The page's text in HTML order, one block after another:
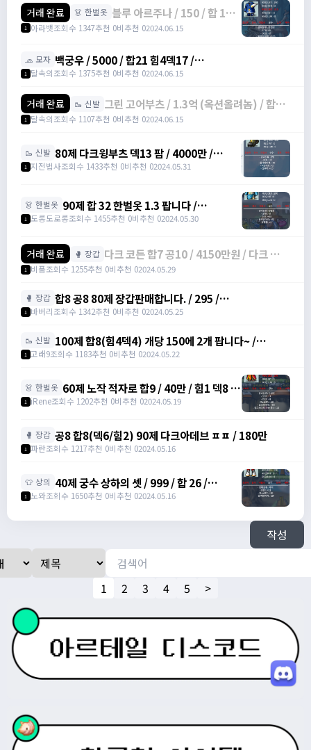
거래 완료 👗 한벌옷 블루 아르주나 / 150 / 합 12,
덱 7, 힘 5 / 오픈카톡
1 아라뱃조회수 1347추천 0비추천 02024.06.15
🧢 모자 백궁우 / 5000 / 합21 힘4덱17 /
https://open.kakao.com/o/sUYHuOGf
1 달속의조회수 1375추천 0비추천 02024.06.15
거래 완료 🥾 신발 그린 고어부츠 / 1.3억 (옥션올려놈) / 합17
(힘3덱14) 점프력15 3작 /
1 달속의조회수 1107추천 0비추천 02024.06.15
🥾 신발 80제 다크윙부츠 덱13 팜 / 4000만 /
https://open.kakao.com/o/stXXW99f
1 지전법사조회수 1433추천 0비추천 02024.05.31
👗 한벌옷 90제 합 32 한벌옷 1.3 팝니다 /
130,000,000 / 90제 합 32 한벌옷 /
https://open.kakao.com/o/s5skYEag
1 도롱도로롱조회수 1455추천 0비추천 02024.05.30
거래 완료 🥊 장갑 다크 코든 합7 공10 / 4150만원 / 다크 코든
다크코든 /
1 비품조회수 1255추천 0비추천 02024.05.29
🥊 장갑 합8 공8 80제 장갑판매합니다. / 295 /
https://open.kakao.com/o/gaBgfYeg /
1 바버리조회수 1342추천 0비추천 02024.05.25
🥾 신발 100제 합8(힘4덱4) 개당 150에 2개 팝니다~ /
1500000 /
1 고래9조회수 1183추천 0비추천 02024.05.22
👗 한벌옷 60제 노작 적자로 합9 / 40만 / 힘1 덱8 /
https://open.kakao.com/o/sIu3Itmg
1 iRene조회수 1202추천 0비추천 02024.05.19
🥊 장갑 공8 합8(덱6/힘2) 90제 다크아데브 ㅍㅍ / 180만
1 파란조회수 1217추천 0비추천 02024.05.16
👕 상의 40제 궁수 상하의 셋 / 999 / 합 26 /
https://open.kakao.com/o/su5eIheg
1 노와조회수 1650추천 0비추천 02024.05.16
작성
1 2 3 4 5 >